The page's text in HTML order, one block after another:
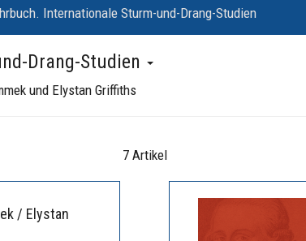
Internationale Sturm-und-Drang-Studien
Drang-Studien
und Elystan Griffiths
7 Artikel
/ Elystan